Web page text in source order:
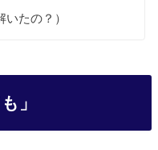
たの？）
」